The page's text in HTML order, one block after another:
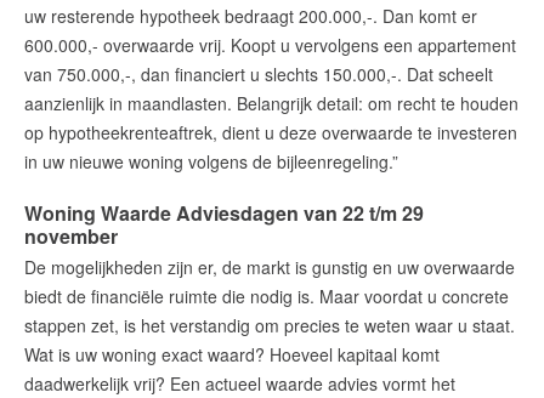
uw resterende hypotheek bedraagt 200.000,-. Dan komt er
600.000,- overwaarde vrij. Koopt u vervolgens een appartement
van 750.000,-, dan financiert u slechts 150.000,-. Dat scheelt
aanzienlijk in maandlasten. Belangrijk detail: om recht te houden
op hypotheekrenteaftrek, dient u deze overwaarde te investeren
in uw nieuwe woning volgens de bijleenregeling.”
Woning Waarde Adviesdagen van 22 t/m 29
november
De mogelijkheden zijn er, de markt is gunstig en uw overwaarde
biedt de financiële ruimte die nodig is. Maar voordat u concrete
stappen zet, is het verstandig om precies te weten waar u staat.
Wat is uw woning exact waard? Hoeveel kapitaal komt
daadwerkelijk vrij? Een actueel waarde advies vormt het